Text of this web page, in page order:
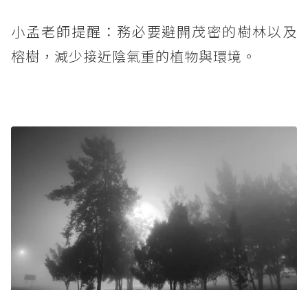
小孟老師提醒：務必要避開茂密的樹林以及
榕樹，減少接近陰氣重的植物與環境。